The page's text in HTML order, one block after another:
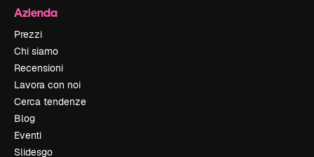
Azienda
Prezzi
Chi siamo
Recensioni
Lavora con noi
Cerca tendenze
Blog
Eventi
Slidesgo